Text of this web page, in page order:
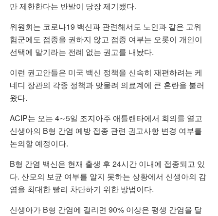
만 제한한다는 반발이 당장 제기됐다.
위원회는 코로나19 백신과 관련해서도 노인과 같은 고위
험군에도 접종을 권하지 않고 접종 여부는 오롯이 개인이
선택에 맡기라는 전례 없는 권고를 내놨다.
이런 권고안들은 미국 백신 정책을 신속히 재편하려는 케
네디 장관의 각종 정책과 맞물려 의료계에 큰 혼란을 불러
왔다.
ACIP는 오는 4∼5일 조지아주 애틀랜타에서 회의를 열고
신생아의 B형 간염 예방 접종 관련 권고사항 변경 여부를
논의할 예정이다.
B형 간염 백신은 현재 출생 후 24시간 이내에 접종되고 있
다. 산모의 보균 여부를 알지 못하는 상황에서 신생아의 감
염을 최대한 빨리 차단하기 위한 방법이다.
신생아가 B형 간염에 걸리면 90% 이상은 평생 간염을 달